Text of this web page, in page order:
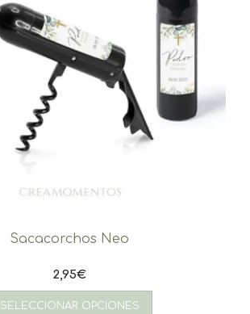
Sacacorchos Neo
2,95€
SELECCIONAR OPCIONES